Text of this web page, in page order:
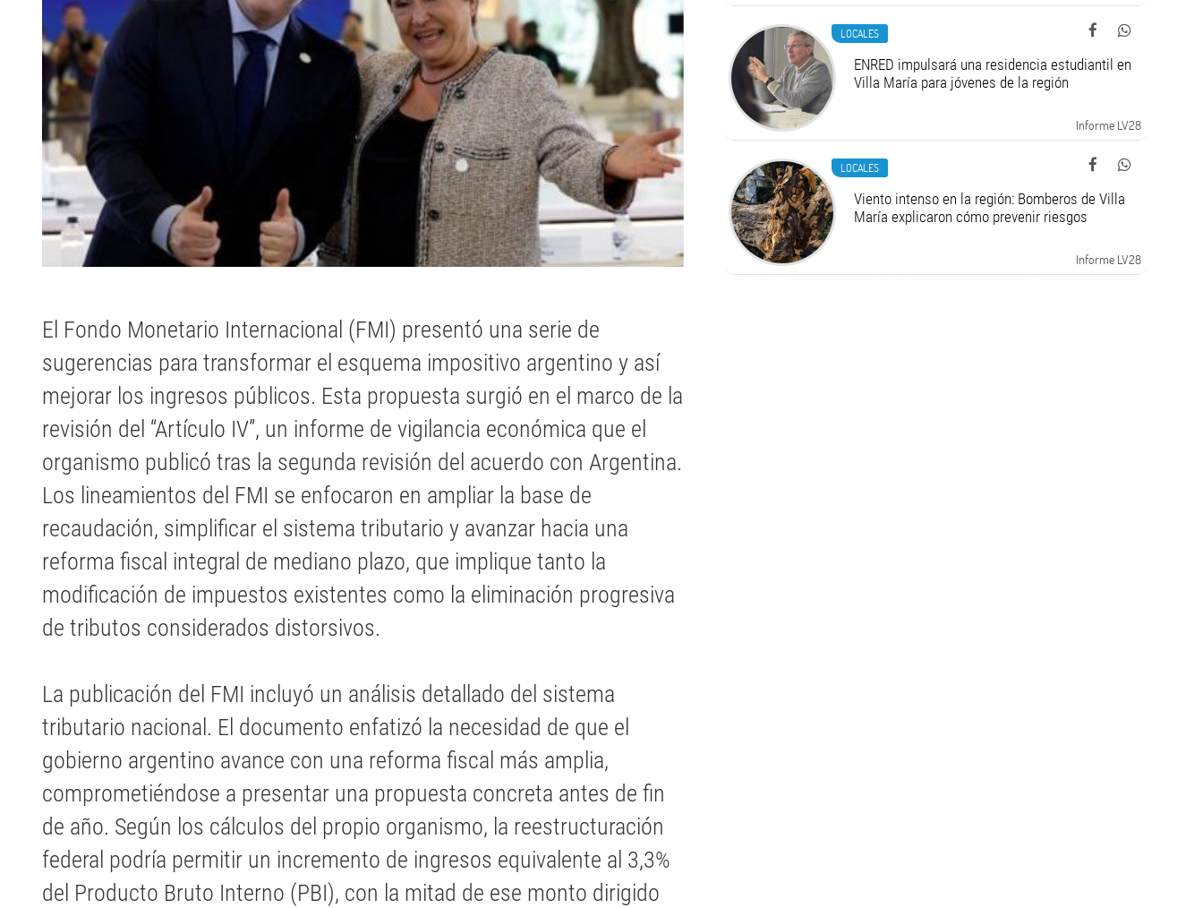
El Fondo Monetario Internacional (FMI) presentó una serie de
sugerencias para transformar el esquema impositivo argentino y así
mejorar los ingresos públicos. Esta propuesta surgió en el marco de la
revisión del “Artículo IV”, un informe de vigilancia económica que el
organismo publicó tras la segunda revisión del acuerdo con Argentina.
Los lineamientos del FMI se enfocaron en ampliar la base de
recaudación, simplificar el sistema tributario y avanzar hacia una
reforma fiscal integral de mediano plazo, que implique tanto la
modificación de impuestos existentes como la eliminación progresiva
de tributos considerados distorsivos.
La publicación del FMI incluyó un análisis detallado del sistema
tributario nacional. El documento enfatizó la necesidad de que el
gobierno argentino avance con una reforma fiscal más amplia,
comprometiéndose a presentar una propuesta concreta antes de fin
de año. Según los cálculos del propio organismo, la reestructuración
federal podría permitir un incremento de ingresos equivalente al 3,3%
del Producto Bruto Interno (PBI), con la mitad de ese monto dirigido
LOCALES
ENRED impulsará una residencia estudiantil en
Villa María para jóvenes de la región
Informe LV28
LOCALES
Viento intenso en la región: Bomberos de Villa
María explicaron cómo prevenir riesgos
Informe LV28